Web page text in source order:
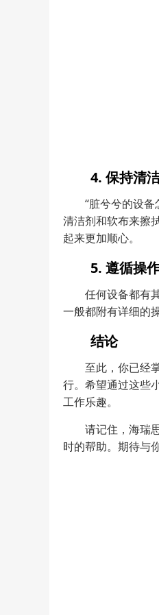
4. 保持清
“脏兮兮的设
清洁剂和软布来擦
起来更加顺心。
5. 遵循操
任何设备都有
一般都附有详细的
结论
至此，你已经
行。希望通过这些
工作乐趣。
请记住，海瑞
时的帮助。期待与